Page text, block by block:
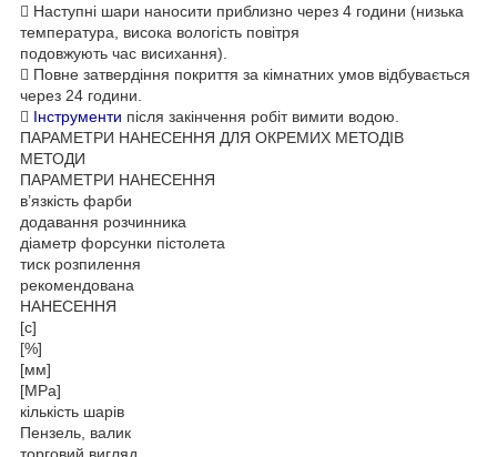
 Наступні шари наносити приблизно через 4 години (низька
температура, висока вологість повітря
подовжують час висихання).
 Повне затвердіння покриття за кімнатних умов відбувається
через 24 години.
 Інструменти після закінчення робіт вимити водою.
ПАРАМЕТРИ НАНЕСЕННЯ ДЛЯ ОКРЕМИХ МЕТОДІВ
МЕТОДИ
ПАРАМЕТРИ НАНЕСЕННЯ
в’язкість фарби
додавання розчинника
діаметр форсунки пістолета
тиск розпилення
рекомендована
НАНЕСЕННЯ
[с]
[%]
[мм]
[MРa]
кількість шарів
Пензель, валик
торговий вигляд